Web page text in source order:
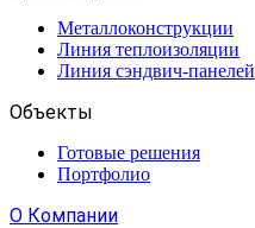
Металлоконструкции
Линия теплоизоляции
Линия сэндвич-панелей
Объекты
Готовые решения
Портфолио
О Компании